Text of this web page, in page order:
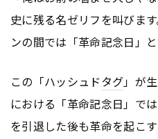
史に残る名ゼリフを叫びま
ンの間では「革命記念日」と
この「ハッシュドタグ」が
における「革命記念日」で
を引退した後も革命を起こ